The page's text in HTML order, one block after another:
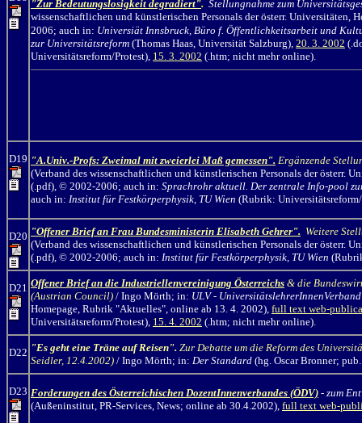
"Zur Bedeutungslosigkeit degradiert". Stellungnahme zum
wissenschaftlichen und künstlerischen Personals der österr.
2006; auch in: Universiät Innsbruck, Büro f. Öffentlichkeitsarbeit und
zur Universitätsreform (Thomas Haas, Universität Salzburg), 20. 3. 2002
Universitätsreform/Protest), 15. 3. 2002 (.htm; nicht mehr online).
D19 "A.Univ.-Profs: Zweimal mit zweierlei Maß gemessen". Ergänzende
(Verband des wissenschaftlichen und künstlerischen Personals der österr.
(.pdf), © 2002-2006; auch in: Sprachrohr aktuell. Der zentrale Info-pool
auch in: Institut für Festkörperphysik, TU Wien (Rubrik:
D20 "Offener Brief an Frau Bundesministerin Elisabeth Gehrer". Weitere
(Verband des wissenschaftlichen und künstlerischen Personals der österr.
(.pdf), © 2002-2006; auch in: Institut für Festkörperphysik, TU Wien
D21 Offener Brief an die Industriellenvereinigung Österreichs & die
(Austrian Council) / Ingo Mörth; in: ULV - UniversitätslehrerInnenVerband
Homepage, Rubrik "Aktuelles", online ab 13. 4. 2002), full text web-
Universitätsreform/Protest), 15. 4. 2002 (.htm; nicht mehr online).
D22 "Es geht eine Träne auf Reisen". Zur Debatte um die Reform des
Seidler, 12.4.2002) / Ingo Mörth; in: Der Standard (hg. Oscar Bronner;
D23 Forderungen des Österreichischen DozentInnenverbandes (ÖDV) - zum
(Außeninstitut, PR-Services, News; online ab 30.4.2002), full text web-